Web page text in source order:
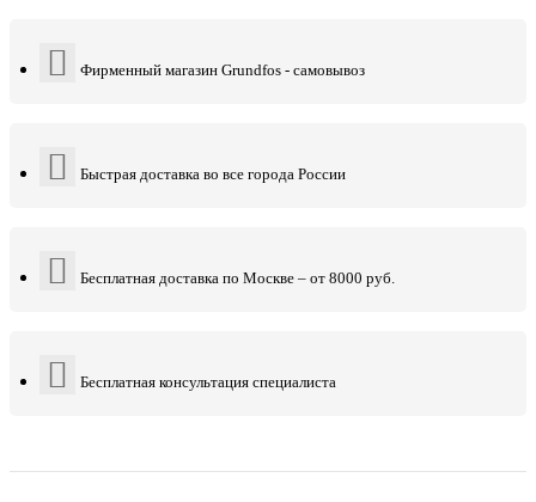
Фирменный магазин Grundfos - самовывоз
Быстрая доставка во все города России
Бесплатная доставка по Москве – от 8000 руб.
Бесплатная консультация специалиста